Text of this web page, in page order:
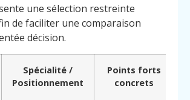
une sélection restreinte
de faciliter une comparaison
décision.
Spécialité /
Positionnement
Points forts
concrets